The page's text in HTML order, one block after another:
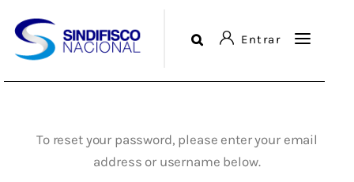
Entrar
Diretorias
To reset your password, please enter your email
address or username below.